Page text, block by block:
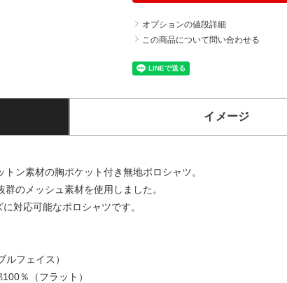
オプションの値段詳細
この商品について問い合わせる
イメージ
ン素材の胸ポケット付き無地ポロシャツ。
のメッシュ素材を使用しました。
対応可能なポロシャツです。
フェイス）
％（フラット）